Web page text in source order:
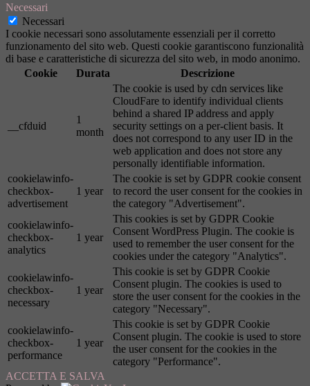
Necessari
Necessari
I cookie necessari sono assolutamente essenziali per il corretto
funzionamento del sito web. Questi cookie garantiscono funzionalità
di base e caratteristiche di sicurezza del sito web, in modo anonimo.
Cookie
Durata Descrizione
__cfduid
1
month
The cookie is used by cdn services like
CloudFare to identify individual clients
behind a shared IP address and apply
security settings on a per-client basis. It
does not correspond to any user ID in the
web application and does not store any
personally identifiable information.
cookielawinfo-
checkbox-
advertisement
1 year
The cookie is set by GDPR cookie consent
to record the user consent for the cookies in
the category "Advertisement".
cookielawinfo-
checkbox-
analytics
1 year
This cookies is set by GDPR Cookie
Consent WordPress Plugin. The cookie is
used to remember the user consent for the
cookies under the category "Analytics".
cookielawinfo-
checkbox-
necessary
1 year
This cookie is set by GDPR Cookie
Consent plugin. The cookies is used to
store the user consent for the cookies in the
category "Necessary".
cookielawinfo-
checkbox-
performance
1 year
This cookie is set by GDPR Cookie
Consent plugin. The cookie is used to store
the user consent for the cookies in the
category "Performance".
ACCETTA E SALVA